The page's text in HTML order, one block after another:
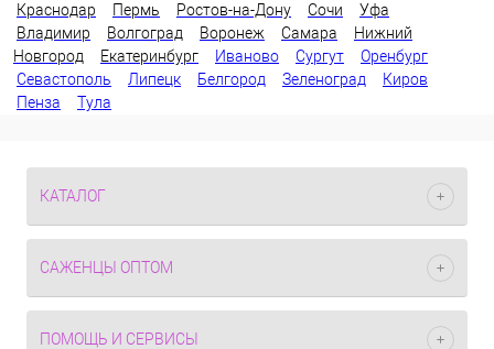
Краснодар
Пермь Ростов-на-Дону Сочи
Уфа
Владимир
Волгоград Воронеж Самара
Нижний
Новгород
Екатеринбург Иваново Сургут
Оренбург
Севастополь
Липецк Белгород Зеленоград
Киров
Пенза
Тула
КАТАЛОГ
САЖЕНЦЫ ОПТОМ
ПОМОЩЬ И СЕРВИСЫ